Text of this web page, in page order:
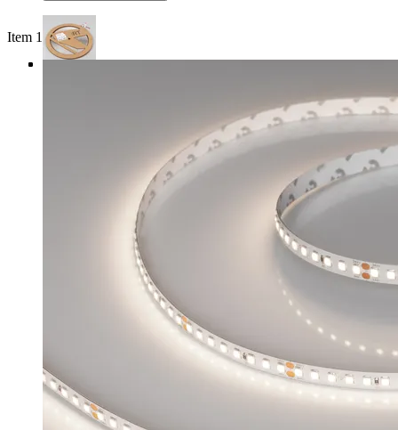
Item 1 of 4